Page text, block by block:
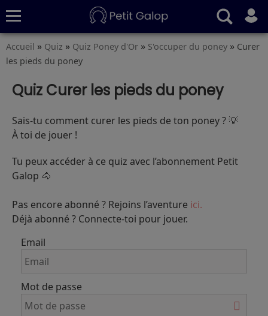
Quiz
Conseils
Fiches
S’abonner
Accueil » Quiz » Quiz Poney d'Or » S'occuper du poney » Curer
les pieds du poney
Quiz Curer les pieds du poney
Sais-tu comment curer les pieds de ton poney ? 💡
À toi de jouer !
Tu peux accéder à ce quiz avec l’abonnement Petit
Galop 🐴
Pas encore abonné ? Rejoins l’aventure ici.
Déjà abonné ? Connecte-toi pour jouer.
Email
Mot de passe